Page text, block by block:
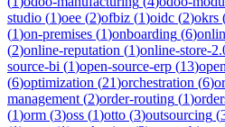
studio (1)oee (2)ofbiz (1)oidc (2)okrs
(1)on-premises (1)onboarding (6)
(2)online-reputation (1)online-store-
source-bi (1)open-source-erp (13)
(6)optimization (21)orchestration (6)
management (2)order-routing (1)
(1)orm (3)oss (1)otto (3)outsourcing (